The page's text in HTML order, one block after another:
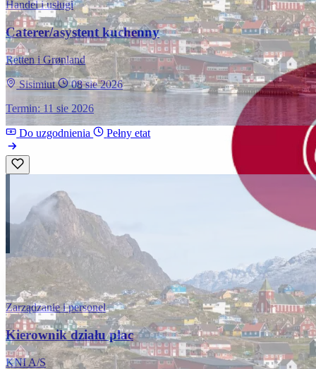
Handel i usługi
Caterer/asystent kuchenny
Retten i Grønland
Sisimiut
08 sie 2026
Termin: 11 sie 2026
Do uzgodnienia Pełny etat
Zarządzanie i personel
Kierownik działu płac
KNI A/S